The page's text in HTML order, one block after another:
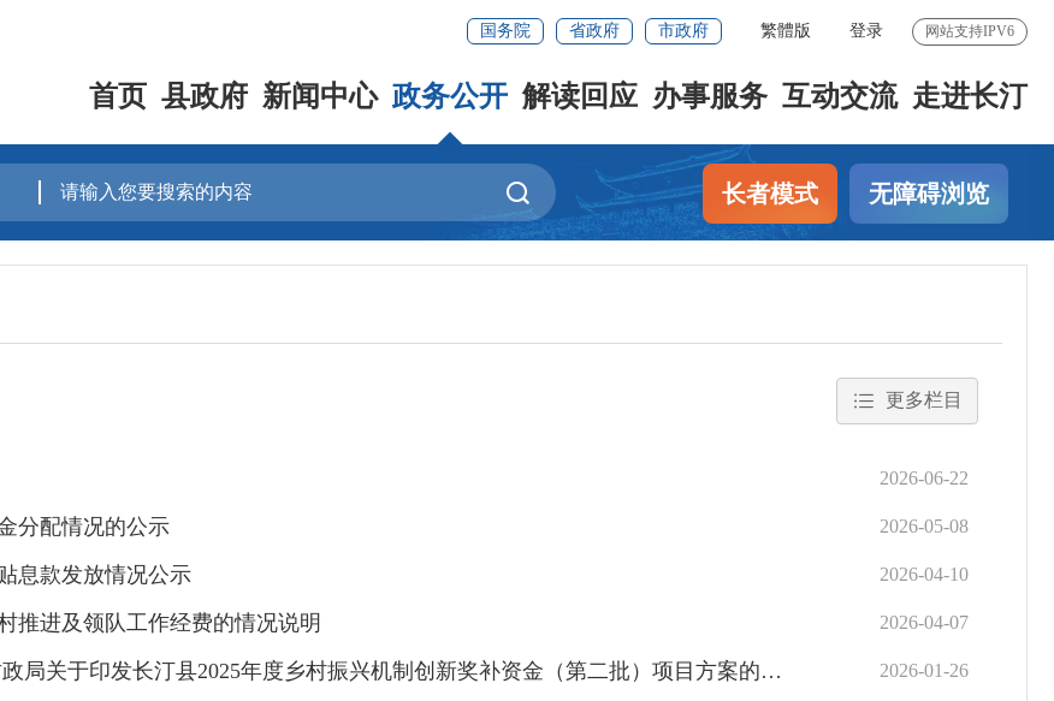
国务院 省政府 市政府 繁體版 登录 网站支持IPV6
首页 县政府 新闻中心 政务公开 解读回应 办事服务 互动交流 走进长汀
长者模式 无障碍浏览
更多栏目
2026-06-22
分配情况的公示 2026-05-08
息款发放情况公示 2026-04-10
推进及领队工作经费的情况说明 2026-04-07
关于印发长汀县2025年度乡村振兴机制创新奖补资金（第二批）项目方案的通知 2026-01-26